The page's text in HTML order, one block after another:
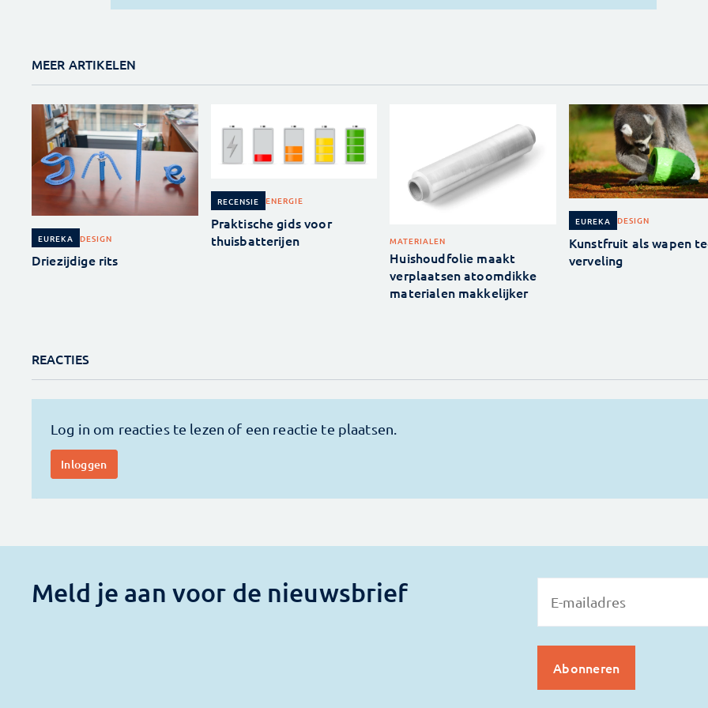
MEER ARTIKELEN
EUREKA DESIGN
Driezijdige rits
RECENSIE ENERGIE
Praktische gids voor
thuisbatterijen
MATERIALEN
Huishoudfolie maakt
verplaatsen atoomdikke
materialen makkelijker
EUREKA DESIGN
Kunstfruit als wapen
verveling
REACTIES
Meld je aan voor de nieuwsbrief